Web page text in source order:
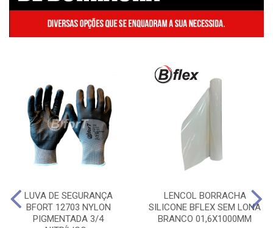
LUVA DE SEGURANÇA
BFORT 12703 NYLON
PIGMENTADA 3/4
LENCOL BORRACHA
SILICONE BFLEX SEM LONA
BRANCO 01,6X1000MM